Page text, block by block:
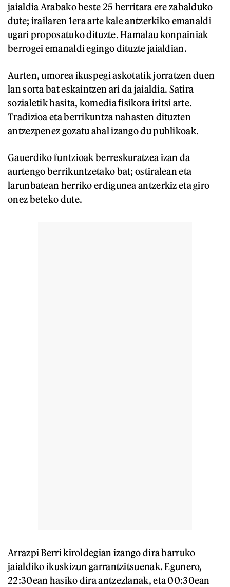
jaialdia Arabako beste 25 herritara ere zabalduko
dute; irailaren 1era arte kale antzerkiko emanaldi
ugari proposatuko dituzte. Hamalau konpainiak
berrogei emanaldi egingo dituzte jaialdian.
Aurten, umorea ikuspegi askotatik jorratzen duen
lan sorta bat eskaintzen ari da jaialdia. Satira
sozialetik hasita, komedia fisikora iritsi arte.
Tradizioa eta berrikuntza nahasten dituzten
antzezpenez gozatu ahal izango du publikoak.
Gauerdiko funtzioak berreskuratzea izan da
aurtengo berrikuntzetako bat; ostiralean eta
larunbatean herriko erdigunea antzerkiz eta giro
onez beteko dute.
Arrazpi Berri kiroldegian izango dira barruko
jaialdiko ikuskizun garrantzitsuenak. Egunero,
22:30ean hasiko dira antzezlanak, eta 00:30ean